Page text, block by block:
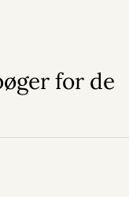
for de